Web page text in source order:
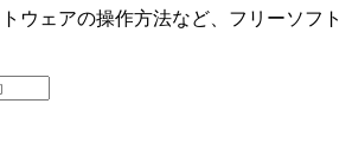
ウェアの操作方法など、フリーソフト